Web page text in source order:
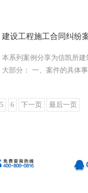
分析，总结如下： 1、施工
2、工程量的确认是重中之
的争议的就是工程量的争议
建设工程施工合同纠纷
本系列案例分享为信凯所
大部分： 一、案件的具体
计付。当事人对付款时间
5 6 下一页 最后一页